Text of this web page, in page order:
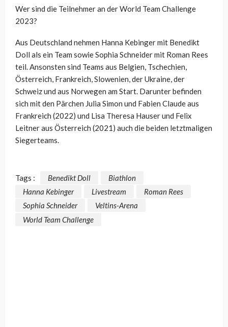
Wer sind die Teilnehmer an der World Team Challenge
2023?
Aus Deutschland nehmen Hanna Kebinger mit Benedikt
Doll als ein Team sowie Sophia Schneider mit Roman Rees
teil. Ansonsten sind Teams aus Belgien, Tschechien,
Österreich, Frankreich, Slowenien, der Ukraine, der
Schweiz und aus Norwegen am Start. Darunter befinden
sich mit den Pärchen Julia Simon und Fabien Claude aus
Frankreich (2022) und Lisa Theresa Hauser und Felix
Leitner aus Österreich (2021) auch die beiden letztmaligen
Siegerteams.
Tags : Benedikt Doll
Biathlon
Hanna Kebinger
Livestream
Roman Rees
Sophia Schneider
Veltins-Arena
World Team Challenge